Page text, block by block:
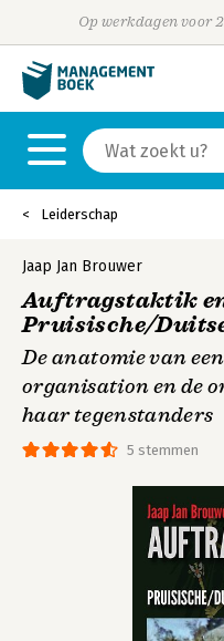
Op werkdagen voor
Leiderschap
5 stemmen
Jaap Jan Brouwer
Auftragstaktik
Pruisische/
De anatomie van
organisation en de
haar tegenstanders